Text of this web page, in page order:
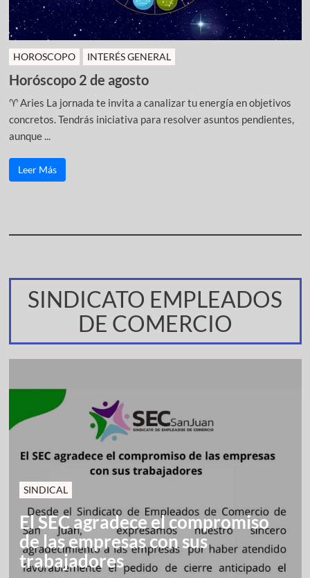
HOROSCOPO INTERÉS GENERAL
Horóscopo 2 de agosto
♈ Aries La jornada te invita a canalizar tu energía en objetivos
concretos. Tendrás iniciativa para resolver asuntos pendientes,
aunque ...
Leer Más
SINDICATO EMPLEADOS
DE COMERCIO
SINDICAL
El SEC agradece el compromiso
de las empresas con sus
trabajadores